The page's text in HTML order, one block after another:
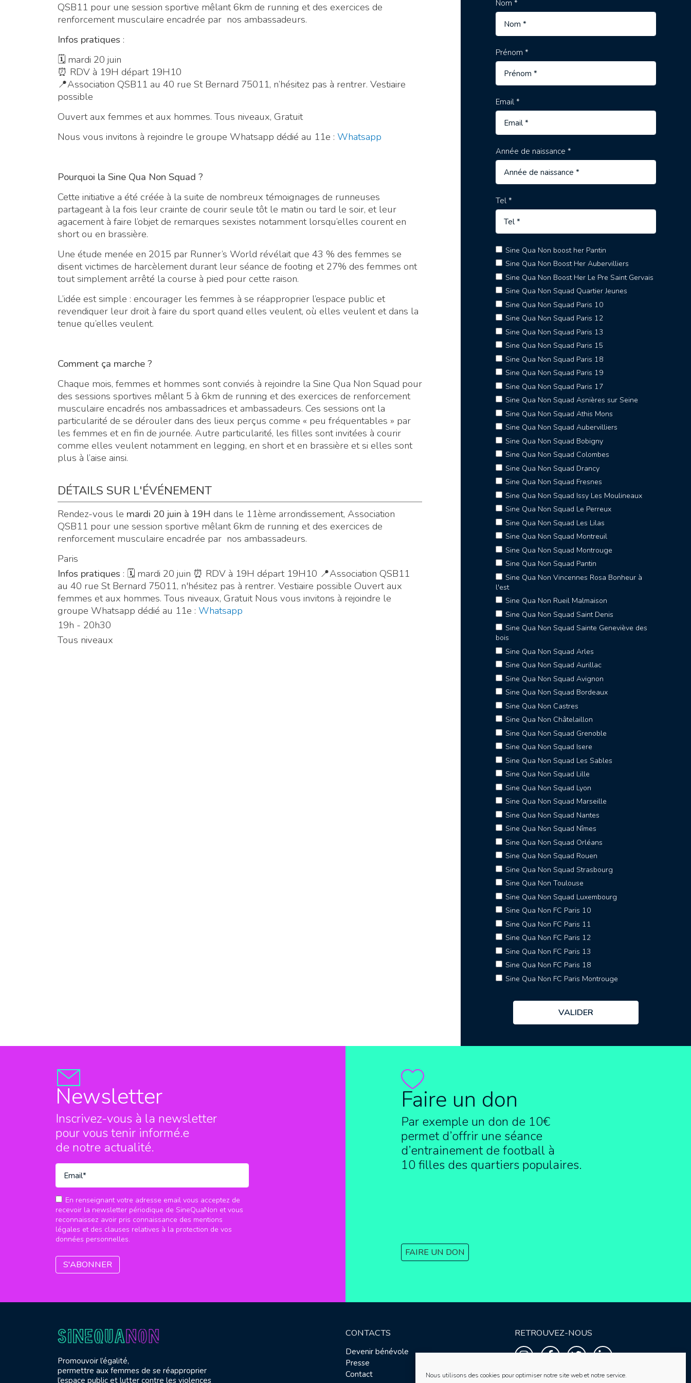
Nous utilisons des cookies pour optimiser notre site web et notre service.
QSB11 pour une session sportive mêlant 6km de running et des exercices de
renforcement musculaire encadrée par nos ambassadeurs.
Infos pratiques :
🗓 mardi 20 juin
⏰ RDV à 19H départ 19H10
📍Association QSB11 au 40 rue St Bernard 75011, n’hésitez pas à rentrer. Vestiaire
possible
Ouvert aux femmes et aux hommes. Tous niveaux, Gratuit
Nous vous invitons à rejoindre le groupe Whatsapp dédié au 11e : Whatsapp
Pourquoi la Sine Qua Non Squad ?
Cette initiative a été créée à la suite de nombreux témoignages de runneuses
partageant à la fois leur crainte de courir seule tôt le matin ou tard le soir, et leur
agacement à faire l’objet de remarques sexistes notamment lorsqu’elles courent en
short ou en brassière.
Une étude menée en 2015 par Runner’s World révélait que 43 % des femmes se
disent victimes de harcèlement durant leur séance de footing et 27% des femmes ont
tout simplement arrêté la course à pied pour cette raison.
L’idée est simple : encourager les femmes à se réapproprier l’espace public et
revendiquer leur droit à faire du sport quand elles veulent, où elles veulent et dans la
tenue qu’elles veulent.
Comment ça marche ?
Chaque mois, femmes et hommes sont conviés à rejoindre la Sine Qua Non Squad pour
des sessions sportives mêlant 5 à 6km de running et des exercices de renforcement
musculaire encadrés nos ambassadrices et ambassadeurs. Ces sessions ont la
particularité de se dérouler dans des lieux perçus comme « peu fréquentables » par
les femmes et en fin de journée. Autre particularité, les filles sont invitées à courir
comme elles veulent notamment en legging, en short et en brassière et si elles sont
plus à l’aise ainsi.
DÉTAILS SUR L'ÉVÉNEMENT
Rendez-vous le mardi 20 juin à 19H dans le 11ème arrondissement, Association
QSB11 pour une session sportive mêlant 6km de running et des exercices de
renforcement musculaire encadrée par nos ambassadeurs.
Paris
Infos pratiques : 🗓 mardi 20 juin ⏰ RDV à 19H départ 19H10 📍Association QSB11
au 40 rue St Bernard 75011, n'hésitez pas à rentrer. Vestiaire possible Ouvert aux
femmes et aux hommes. Tous niveaux, Gratuit Nous vous invitons à rejoindre le
groupe Whatsapp dédié au 11e : Whatsapp
19h - 20h30
Tous niveaux
Nom *
Prénom *
Email *
Année de naissance *
Tel *
Sine Qua Non boost her Pantin
Sine Qua Non Boost Her Aubervilliers
Sine Qua Non Boost Her Le Pre Saint Gervais
Sine Qua Non Squad Quartier Jeunes
Sine Qua Non Squad Paris 10
Sine Qua Non Squad Paris 12
Sine Qua Non Squad Paris 13
Sine Qua Non Squad Paris 15
Sine Qua Non Squad Paris 18
Sine Qua Non Squad Paris 19
Sine Qua Non Squad Paris 17
Sine Qua Non Squad Asnières sur Seine
Sine Qua Non Squad Athis Mons
Sine Qua Non Squad Aubervilliers
Sine Qua Non Squad Bobigny
Sine Qua Non Squad Colombes
Sine Qua Non Squad Drancy
Sine Qua Non Squad Fresnes
Sine Qua Non Squad Issy Les Moulineaux
Sine Qua Non Squad Le Perreux
Sine Qua Non Squad Les Lilas
Sine Qua Non Squad Montreuil
Sine Qua Non Squad Montrouge
Sine Qua Non Squad Pantin
Sine Qua Non Vincennes Rosa Bonheur à
l'est
Sine Qua Non Rueil Malmaison
Sine Qua Non Squad Saint Denis
Sine Qua Non Squad Sainte Geneviève des
bois
Sine Qua Non Squad Arles
Sine Qua Non Squad Aurillac
Sine Qua Non Squad Avignon
Sine Qua Non Squad Bordeaux
Sine Qua Non Castres
Sine Qua Non Châtelaillon
Sine Qua Non Squad Grenoble
Sine Qua Non Squad Isere
Sine Qua Non Squad Les Sables
Sine Qua Non Squad Lille
Sine Qua Non Squad Lyon
Sine Qua Non Squad Marseille
Sine Qua Non Squad Nantes
Sine Qua Non Squad Nîmes
Sine Qua Non Squad Orléans
Sine Qua Non Squad Rouen
Sine Qua Non Squad Strasbourg
Sine Qua Non Toulouse
Sine Qua Non Squad Luxembourg
Sine Qua Non FC Paris 10
Sine Qua Non FC Paris 11
Sine Qua Non FC Paris 12
Sine Qua Non FC Paris 13
Sine Qua Non FC Paris 18
Sine Qua Non FC Paris Montrouge
Newsletter
Inscrivez-vous à la newsletter
pour vous tenir informé.e
de notre actualité.
En renseignant votre adresse email vous acceptez de
recevoir la newsletter périodique de SineQuaNon et vous
reconnaissez avoir pris connaissance des mentions
légales et des clauses relatives à la protection de vos
données personnelles.
Faire un don
Par exemple un don de 10€
permet d’offrir une séance
d’entrainement de football à
10 filles des quartiers populaires.
FAIRE UN DON
Promouvoir l’égalité,
permettre aux femmes de se réapproprier
l’espace public et lutter contre les violences
CONTACTS
Devenir bénévole
Presse
Contact
RETROUVEZ-NOUS